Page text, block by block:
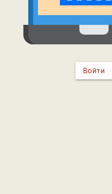
Войти